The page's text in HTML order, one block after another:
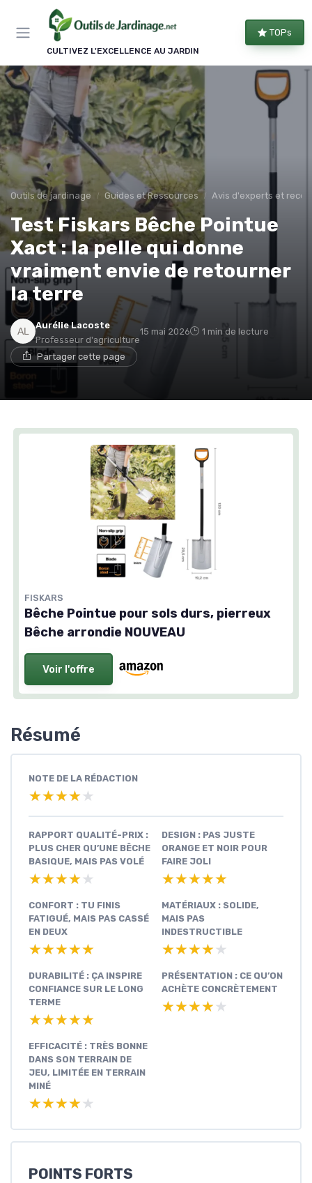
CULTIVEZ L'EXCELLENCE AU JARDIN
TOPs
Outils de jardinage Guides et Ressources Avis d'experts et
Test Fiskars Bêche Pointue
Xact : la pelle qui donne
vraiment envie de retourner
la terre
Aurélie Lacoste
Professeur d'agriculture
15 mai 2026 1 min de lecture
Partager cette page
FISKARS
Bêche Pointue pour sols durs, pierreux
Bêche arrondie NOUVEAU
Voir l'offre
Résumé
NOTE DE LA RÉDACTION
★★★★★
★★★★★
RAPPORT QUALITÉ-PRIX :
PLUS CHER QU’UNE BÊCHE
BASIQUE, MAIS PAS VOLÉ
★★★★★
★★★★★
DESIGN : PAS JUSTE
ORANGE ET NOIR POUR
FAIRE JOLI
★★★★★
★★★★★
CONFORT : TU FINIS
FATIGUÉ, MAIS PAS CASSÉ
EN DEUX
★★★★★
★★★★★
MATÉRIAUX : SOLIDE,
MAIS PAS
INDESTRUCTIBLE
★★★★★
★★★★★
DURABILITÉ : ÇA INSPIRE
CONFIANCE SUR LE LONG
TERME
★★★★★
★★★★★
PRÉSENTATION : CE QU’ON
ACHÈTE CONCRÈTEMENT
★★★★★
★★★★★
EFFICACITÉ : TRÈS BONNE
DANS SON TERRAIN DE
JEU, LIMITÉE EN TERRAIN
MINÉ
★★★★★
★★★★★
POINTS FORTS
Panneau de gestion des cookies